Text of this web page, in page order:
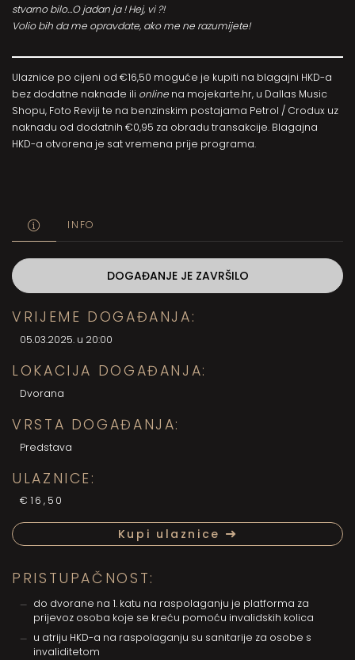
stvarno bilo…O jadan ja ! Hej, vi ?!
Volio bih da me opravdate, ako me ne razumijete!
Ulaznice po cijeni od €16,50 moguće je kupiti na blagajni HKD-a
bez dodatne naknade ili online na mojekarte.hr, u Dallas Music
Shopu, Foto Reviji te na benzinskim postajama Petrol / Crodux uz
naknadu od dodatnih €0,95 za obradu transakcije. Blagajna
HKD-a otvorena je sat vremena prije programa.
INFO
DOGAĐANJE JE ZAVRŠILO
VRIJEME DOGAĐANJA:
05.03.2025. u 20:00
LOKACIJA DOGAĐANJA:
Dvorana
VRSTA DOGAĐANJA:
Predstava
ULAZNICE:
€16,50
Kupi ulaznice
PRISTUPAČNOST:
do dvorane na 1. katu na raspolaganju je platforma za
prijevoz osoba koje se kreću pomoću invalidskih kolica
u atriju HKD-a na raspolaganju su sanitarije za osobe s
invaliditetom